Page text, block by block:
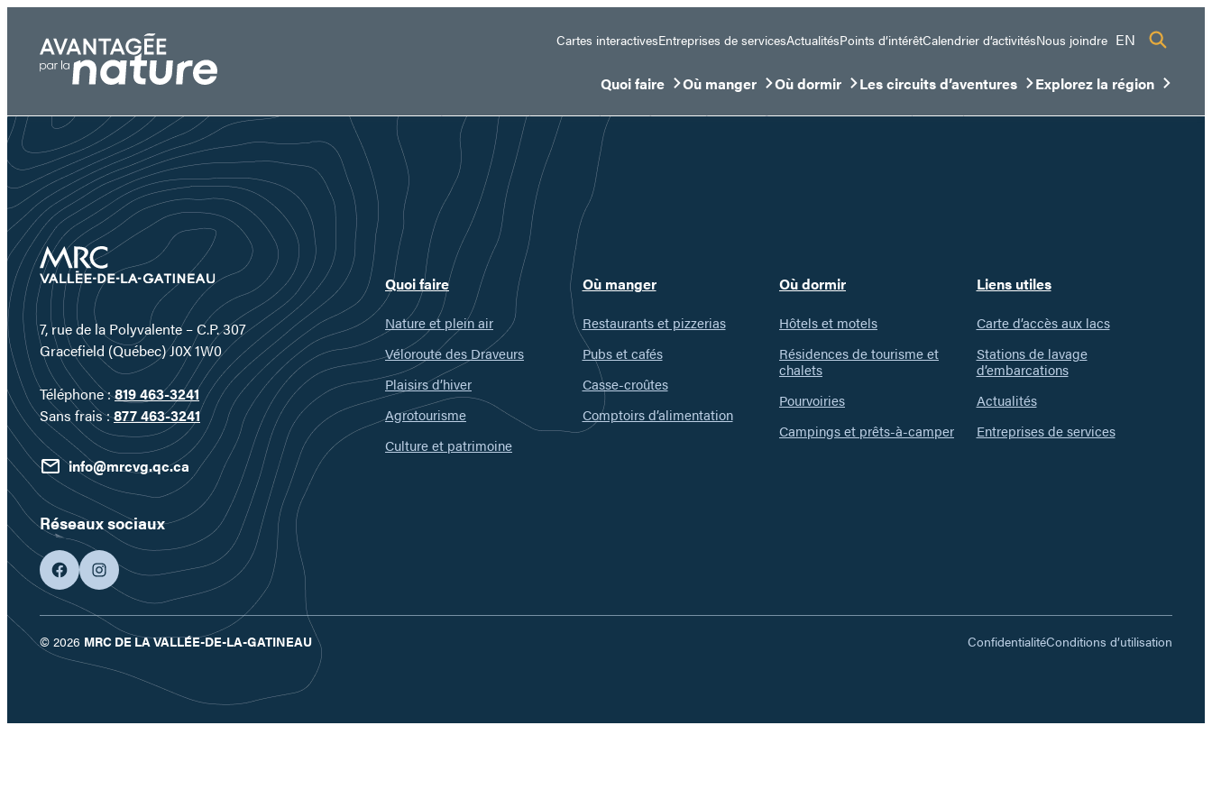
contenu
Cartes interactivesEntreprises de servicesActualitésPoints d’intérêtCalendrier d’activitésNous joindre EN
Quoi faire
Ouvrir/Fermer le sous-menu
Où manger
Ouvrir/Fermer le sous-menu
Où dormir
Ouvrir/Fermer le sous-menu
Les circuits d’aventures
Ouvrir/Fermer le sous-menuExplorez la région
Ouvrir/Fermer le sous-
7, rue de la Polyvalente – C.P. 307
Gracefield (Québec) J0X 1W0
Téléphone :819 463-3241
Sans frais :877 463-3241
info@mrcvg.qc.ca
Réseaux sociaux
facebookgoogleplus
Quoi faire
Nature et plein air
Véloroute des Draveurs
Plaisirs d’hiver
Agrotourisme
Culture et patrimoine
Où manger
Restaurants et pizzerias
Pubs et cafés
Casse-croûtes
Comptoirs d’alimentation
Où dormir
Hôtels et motels
Résidences de tourisme et
chalets
Pourvoiries
Campings et prêts-à-camper
Liens utiles
Carte d’accès aux lacs
Stations de lavage
d’embarcations
Actualités
Entreprises de services
© 2026 MRC DE LA VALLÉE-DE-LA-GATINEAU ConfidentialitéConditions d’utilisation